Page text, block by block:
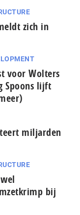
zich in
voor Wolters
Spoons lijft
miljarden
bij